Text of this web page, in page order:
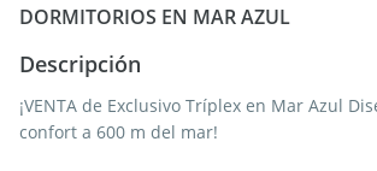
DORMITORIOS EN MAR AZUL
Descripción
¡VENTA de Exclusivo Tríplex en Mar Azul
confort a 600 m del mar!